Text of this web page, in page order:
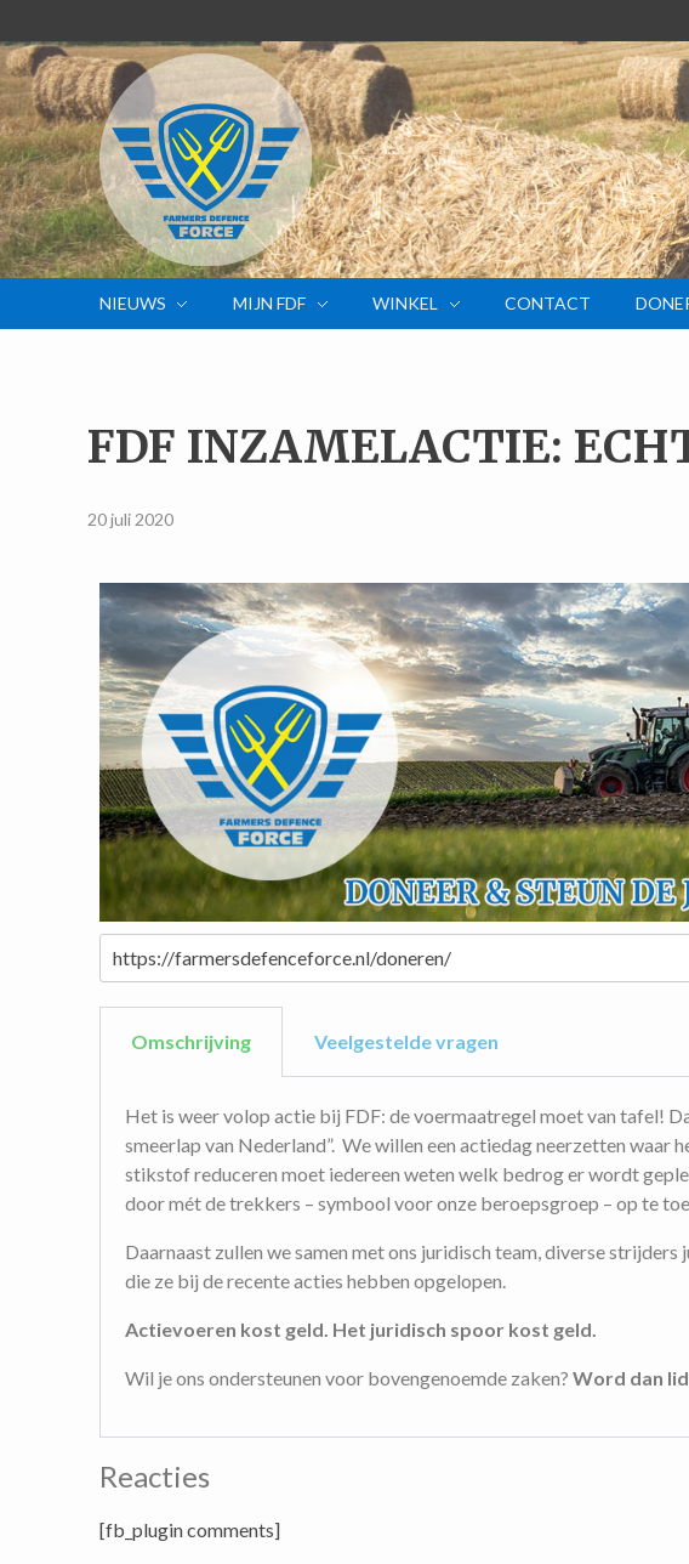
NIEUWS MIJN FDF WINKEL CONTACT
FDF INZAMELACTIE:
20 juli 2020
Omschrijving​ Veelgestelde vragen
Het is weer volop actie bij FDF: de voermaatregel moet van tafel!
smeerlap van Nederland”. We willen een actiedag neerzetten waar
stikstof reduceren moet iedereen weten welk bedrog er wordt
door mét de trekkers – symbool voor onze beroepsgroep – op te
Daarnaast zullen we samen met ons juridisch team, diverse
die ze bij de recente acties hebben opgelopen.
Actievoeren kost geld. Het juridisch spoor kost geld.
Wil je ons ondersteunen voor bovengenoemde zaken? Word dan
Reacties
[fb_plugin comments]